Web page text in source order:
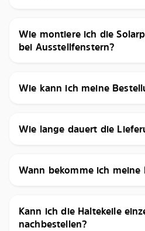
Wie montiere ich die
bei Ausstellfenstern?
Wie kann ich meine
Wie lange dauert die
Wann bekomme ich meine
Kann ich die Haltekeile
nachbestellen?